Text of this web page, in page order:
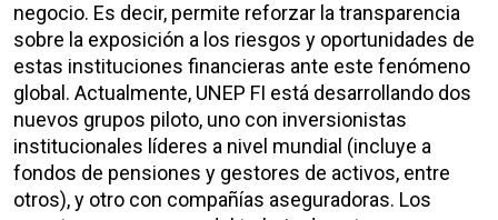
negocio. Es decir, permite reforzar la transparencia
sobre la exposición a los riesgos y oportunidades de
estas instituciones financieras ante este fenómeno
global. Actualmente, UNEP FI está desarrollando dos
nuevos grupos piloto, uno con inversionistas
institucionales líderes a nivel mundial (incluye a
fondos de pensiones y gestores de activos, entre
otros), y otro con compañías aseguradoras. Los